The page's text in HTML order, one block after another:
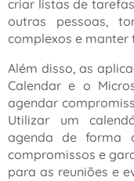
criar listas de
outras pessoas,
complexos e manter
Além disso, as
Calendar e o
agendar
Utilizar um
agenda de forma
compromissos e
para as reuniões e